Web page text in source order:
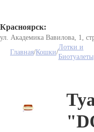
Красноярск:
ул. Академика Вавилова, 1,
Главная/Кошки/
Лотки и
Биотуалеты